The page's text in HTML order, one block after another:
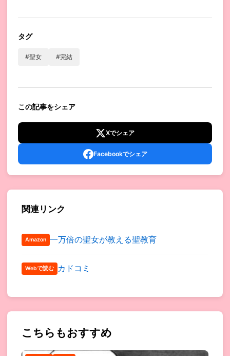
タグ
#聖女 #完結
この記事をシェア
Xでシェア
Facebookでシェア
関連リンク
Amazon 一万倍の聖女が教える聖教育
Webで読む カドコミ
こちらもおすすめ